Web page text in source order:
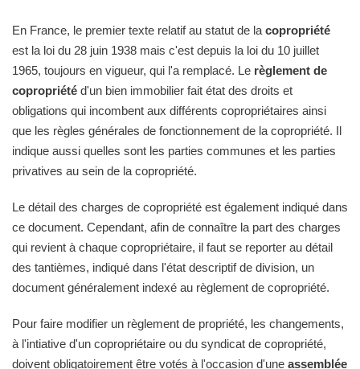
En France, le premier texte relatif au statut de la copropriété
est la loi du 28 juin 1938 mais c'est depuis la loi du 10 juillet
1965, toujours en vigueur, qui l'a remplacé. Le règlement de
copropriété d'un bien immobilier fait état des droits et
obligations qui incombent aux différents copropriétaires ainsi
que les règles générales de fonctionnement de la copropriété. Il
indique aussi quelles sont les parties communes et les parties
privatives au sein de la copropriété.
Le détail des charges de copropriété est également indiqué dans
ce document. Cependant, afin de connaître la part des charges
qui revient à chaque copropriétaire, il faut se reporter au détail
des tantièmes, indiqué dans l'état descriptif de division, un
document généralement indexé au règlement de copropriété.
Pour faire modifier un règlement de propriété, les changements,
à l'intiative d'un copropriétaire ou du syndicat de copropriété,
doivent obligatoirement être votés à l'occasion d'une assemblée